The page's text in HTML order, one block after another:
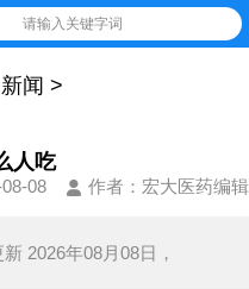
请输入关键字词
新闻 >
人吃
08 作者：宏大医药编辑
2026年08月08日，